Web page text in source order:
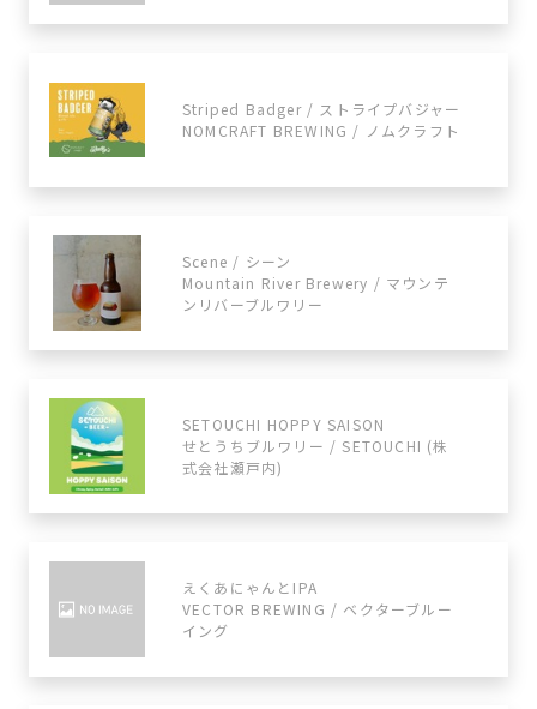
Striped Badger / ストライプバジャー
NOMCRAFT BREWING / ノムクラフト
Scene / シーン
Mountain River Brewery / マウンテ
ンリバーブルワリー
SETOUCHI HOPPY SAISON
せとうちブルワリー / SETOUCHI (株
式会社瀬戸内)
えくあにゃんとIPA
VECTOR BREWING / ベクターブルー
イング